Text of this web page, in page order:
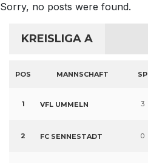
Sorry, no posts were found.
KREISLIGA A
POS MANNSCHAFT SP
1 VFL UMMELN 3
2 FC SENNESTADT 0